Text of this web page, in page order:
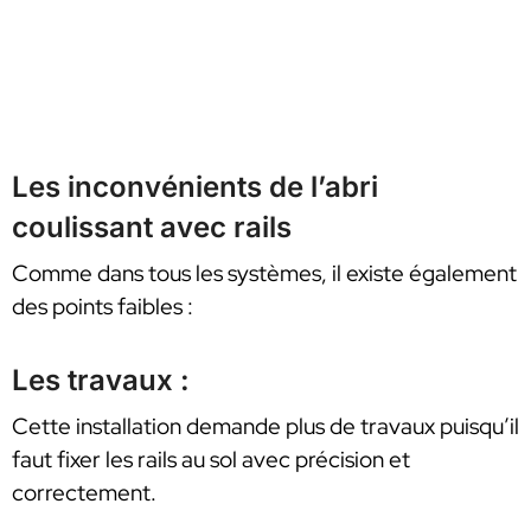
Les inconvénients de l’abri
coulissant avec rails
Comme dans tous les systèmes, il existe également
des points faibles :
Les travaux :
Cette installation demande plus de travaux puisqu’il
faut fixer les rails au sol avec précision et
correctement.